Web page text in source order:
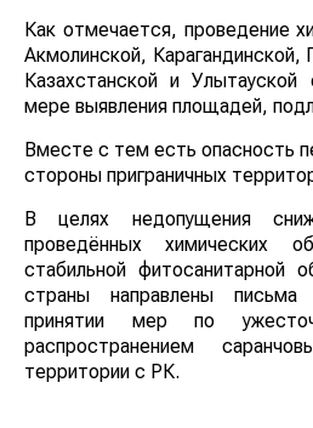
Как отмечается, проведение
Акмолинской,
Казахстанской и Улытауской
мере выявления площадей,
Вместе с тем есть опасность
стороны приграничных
В целях недопущения
проведённых химических
стабильной фитосанитарной
страны направлены письма
принятии мер по
распространением
территории с РК.